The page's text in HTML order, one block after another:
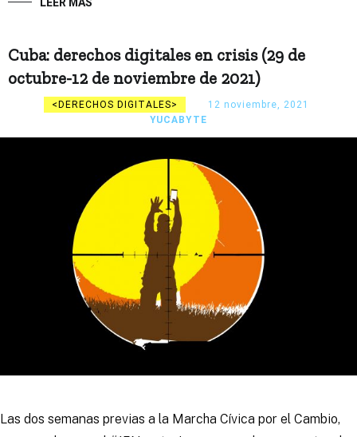
Cuba: derechos digitales en crisis (29 de
octubre-12 de noviembre de 2021)
DERECHOS DIGITALES
12 noviembre, 2021
YUCABYTE
Las dos semanas previas a la Marcha Cívica por el Cambio,